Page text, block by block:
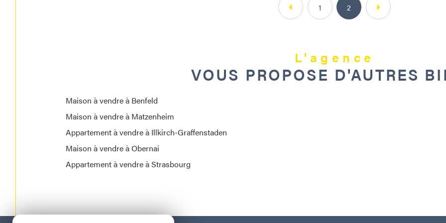
1 2
L'agence
VOUS PROPOSE D'AUTRES
Maison à vendre à Benfeld
Maison à vendre à Matzenheim
Appartement à vendre à Illkirch-Graffenstaden
Maison à vendre à Obernai
Appartement à vendre à Strasbourg